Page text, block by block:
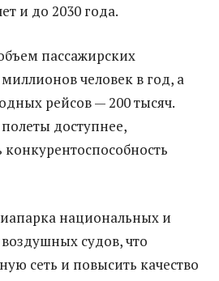
и до 2030 года.
пассажирских
человек в год, а
рейсов — 200 тысяч.
доступнее,
национальных и
судов, что
сеть и повысить качество